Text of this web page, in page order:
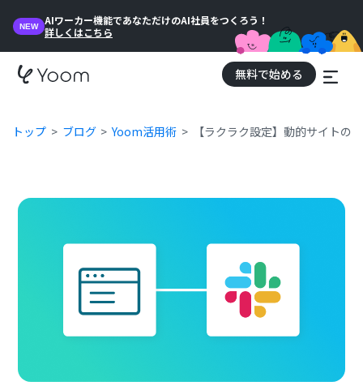
NEW
AIワーカー機能であなただけのAI社員をつくろう！
詳しくはこちら
無料で始める
トップ ブログ Yoom活用術 【ラクラク設定】動的サイトの